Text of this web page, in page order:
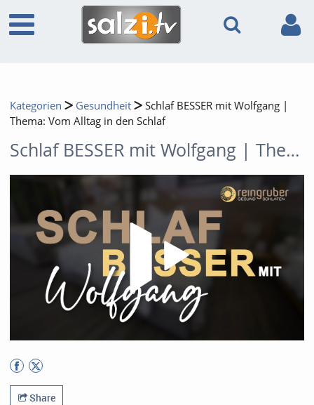
Kategorien Gesundheit
Schlaf BESSER mit Wolfgang |
Thema: Vom Alltag in den Schlaf
Schlaf BESSER mit Wolfgang | Thema: Vom Alltag in den Schlaf
Share